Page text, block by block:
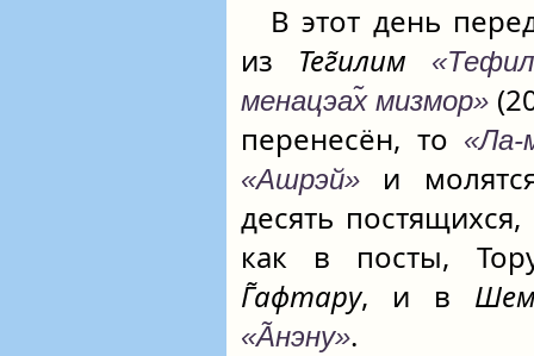
В этот день
из Тег̃илим
менацэах̃ мизмор»
перенесён, то «Ла-
«Ашрэй»
и
десять
как в посты,
Г̃афтару, и в
«А̃нэну».